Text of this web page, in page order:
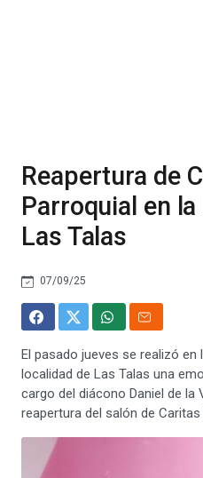
Reapertura de
Parroquial en
Las Talas
07/09/25
El pasado jueves se realizó en
localidad de Las Talas una
cargo del diácono Daniel de la
reapertura del salón de Caritas